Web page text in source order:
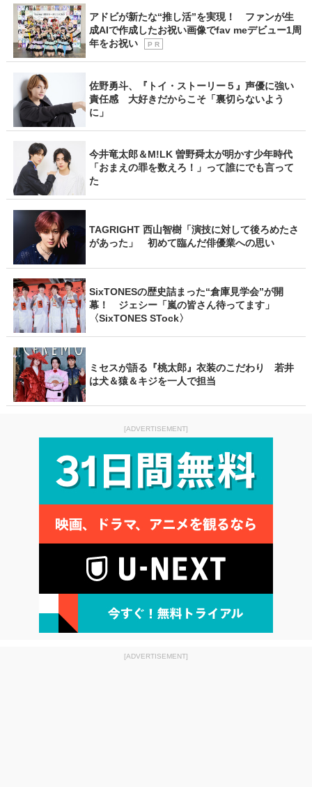
アドビが新たな“推し活”を実現！ ファンが生
成AIで作成したお祝い画像でfav meデビュー1周
年をお祝い
P R
佐野勇斗、『トイ・ストーリー５』声優に強い
責任感 大好きだからこそ「裏切らないよう
に」
今井竜太郎＆M!LK 曽野舜太が明かす少年時代
「おまえの罪を数えろ！」って誰にでも言って
た
TAGRIGHT 西山智樹「演技に対して後ろめたさ
があった」 初めて臨んだ俳優業への思い
SixTONESの歴史詰まった“倉庫見学会”が開
幕！ ジェシー「嵐の皆さん待ってます」
〈SixTONES STock〉
ミセスが語る『桃太郎』衣装のこだわり 若井
は犬＆猿＆キジを一人で担当
[ADVERTISEMENT]
[ADVERTISEMENT]